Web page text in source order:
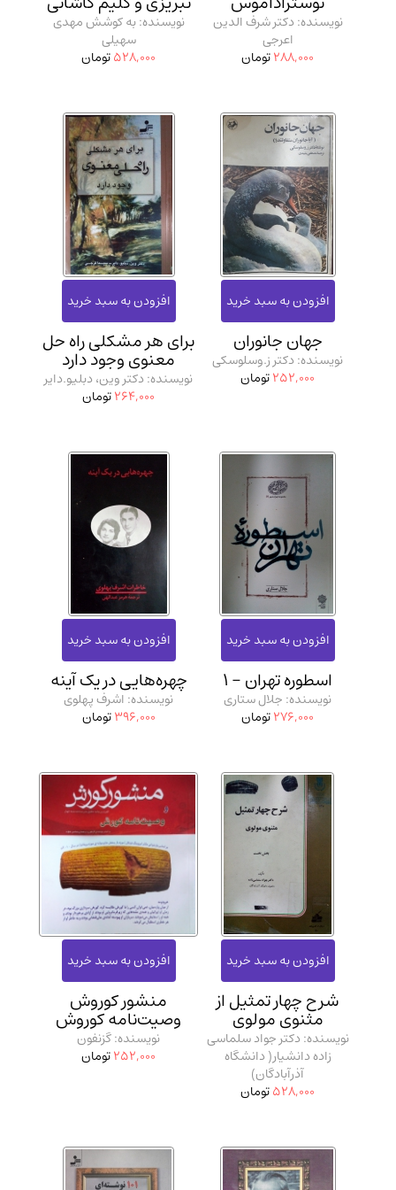
نویسنده: دکتر شرف الدین
اعرجی
288,000تومان
نویسنده: به کوشش مهدی
سهیلی
528,000تومان
جهان جانوران
نویسنده: دکتر ز.وسلوسکی
252,000تومان
برای هر مشکلی راه حل
معنوی وجود دارد
نویسنده: دکتر وین، دبلیو.دایر
264,000تومان
اسطوره تهران - 1
نویسنده: جلال ستاری
276,000تومان
چهره‌هایی در یک آینه
نویسنده: اشرف پهلوی
396,000تومان
شرح چهار تمثیل از
مثنوی مولوی
نویسنده: دکتر جواد سلماسی
زاده دانشیار( دانشگاه
آذرآبادگان)
528,000تومان
منشور کوروش
وصیت‌نامه کوروش
نویسنده: گزنفون
252,000تومان